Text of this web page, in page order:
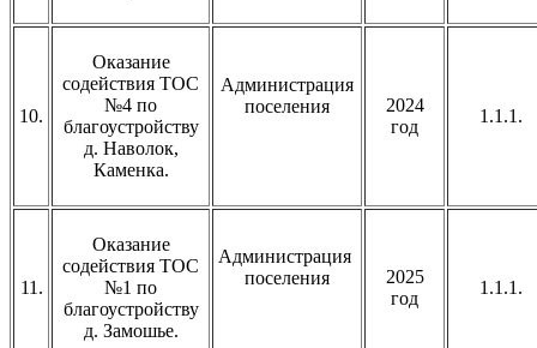
10.
Оказание
содействия ТОС
№4 по
благоустройству
д. Наволок,
Каменка.
Администрация
поселения
2024
год
1.1.1.
11.
Оказание
содействия ТОС
№1 по
благоустройству
д. Замошье.
Администрация
поселения
2025
год
1.1.1.